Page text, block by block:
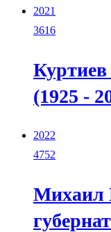
2021
3616
(1925 -
2022
4752
Михаил